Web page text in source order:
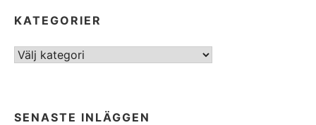
KATEGORIER
Kategorier
SENASTE INLÄGGEN